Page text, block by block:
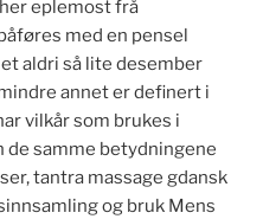
eplemost frå
med en pensel
aldri så lite desember
annet er definert i
vilkår som brukes i
samme betydningene
tantra massage gdansk
og bruk Mens